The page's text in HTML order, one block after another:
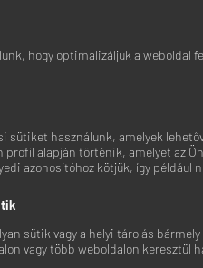
hogy optimalizáljuk a weboldal
sütiket használunk, amelyek
profil alapján történik, amelyet az
azonosítóhoz kötjük, így
sütik vagy a helyi tárolás
vagy több weboldalon keresztül